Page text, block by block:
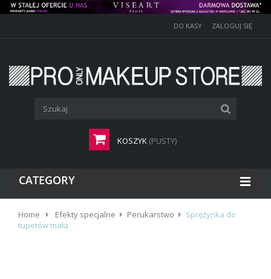
DO KASY ZALOGUJ SIĘ
KOSZYK (PUSTY)
CATEGORY
Home Efekty specjalne Perukarstwo
Sprężynka do
tupetów mała